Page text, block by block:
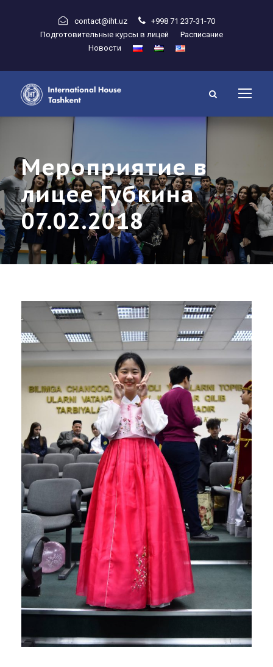
contact@iht.uz
+998 71 237-31-70
Подготовительные курсы в лицей
Расписание
Новости
Мероприятие в
лицее Губкина
07.02.2018